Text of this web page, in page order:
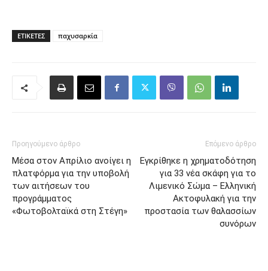
ΕΤΙΚΈΤΕΣ παχυσαρκία
Προηγούμενο άρθρο
Μέσα στον Απρίλιο ανοίγει η
πλατφόρμα για την υποβολή
των αιτήσεων του
προγράμματος
«Φωτοβολταϊκά στη Στέγη»
Επόμενο άρθρο
Εγκρίθηκε η χρηματοδότηση
για 33 νέα σκάφη για το
Λιμενικό Σώμα – Ελληνική
Ακτοφυλακή για την
προστασία των θαλασσίων
συνόρων